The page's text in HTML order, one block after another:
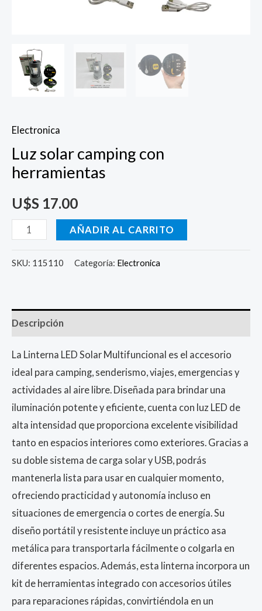
Electronica
Luz solar camping con
herramientas
U$S 17.00
AÑADIR AL CARRITO
SKU: 115110 Categoría: Electronica
Descripción
La Linterna LED Solar Multifuncional es el accesorio
ideal para camping, senderismo, viajes, emergencias y
actividades al aire libre. Diseñada para brindar una
iluminación potente y eficiente, cuenta con luz LED de
alta intensidad que proporciona excelente visibilidad
tanto en espacios interiores como exteriores. Gracias a
su doble sistema de carga solar y USB, podrás
mantenerla lista para usar en cualquier momento,
ofreciendo practicidad y autonomía incluso en
situaciones de emergencia o cortes de energía. Su
diseño portátil y resistente incluye un práctico asa
metálica para transportarla fácilmente o colgarla en
diferentes espacios. Además, esta linterna incorpora un
kit de herramientas integrado con accesorios útiles
para reparaciones rápidas, convirtiéndola en un